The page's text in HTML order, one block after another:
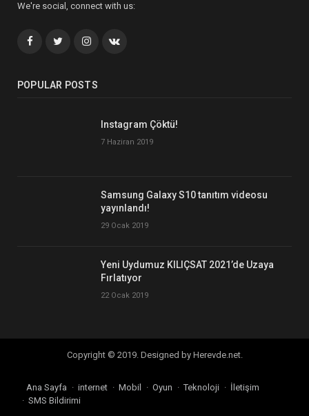
We're social, connect with us:
FacebookTwitterİnstagram+
VK
POPULAR POSTS
Instagram Çöktü!
7 Haziran 2019
Samsung Galaxy S10 tanıtım videosu
yayınlandı!
29 Ocak 2019
Yeni Uydumuz KILIÇSAT 2021’de Uzaya
Fırlatıyor
22 Ocak 2019
Copyright © 2019. Designed by Herevde.net.
Ana Sayfa internet Mobil Oyun Teknoloji
İletişim
SMS Bildirimi